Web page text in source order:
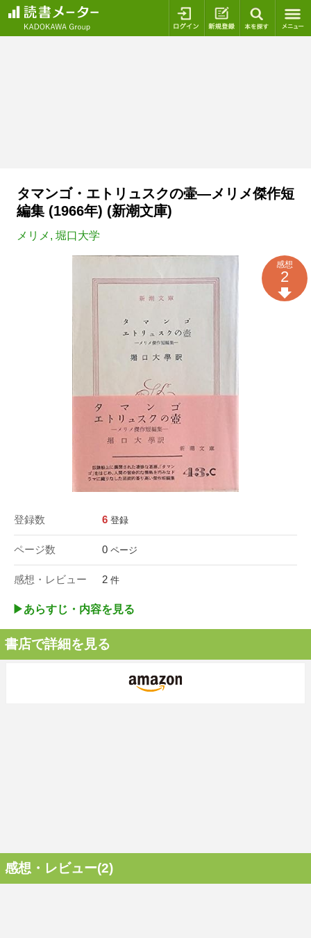
ログイン 新規登録
タマンゴ・エトリュスクの壷―メリメ傑作短
編集 (1966年) (新潮文庫)
メリメ , 堀口大学
登録数 6 登録
ページ数 0 ページ
感想・レビュー 2 件
感想
2
▶︎あらすじ・内容を見る
書店で詳細を見る
感想・レビュー(2)